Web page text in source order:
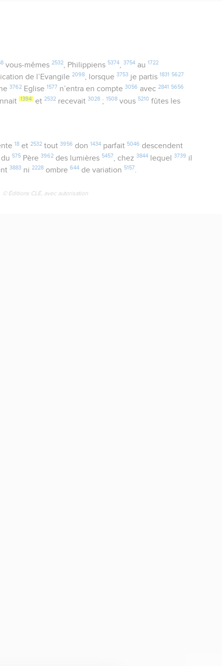
vous-mêmes 2532, Philippiens 5374, 3754au 1722
de l’Evangile2098, lorsque3753 je partis 1831 5627
3762 Eglise 1577 n’entra en compte3056 avec2841 5656
1394 et2532 recevait3028 ; 1508 vous 5210 fûtes les
18et 2532tout 3956 don 1434parfait 5046 descendent
, du 575 Père3962 des lumières 5457 , chez3844 lequel3739 il
3883 ni2228 ombre644 de variation 5157.
© Éditions CLÉ, avec autorisation